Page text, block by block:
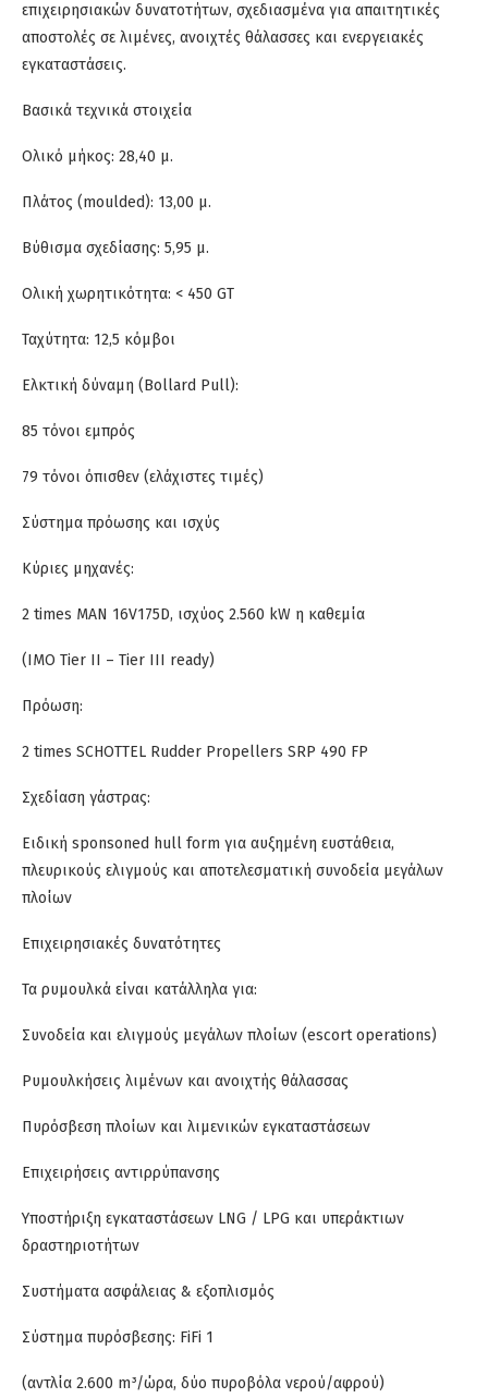
επιχειρησιακών δυνατοτήτων, σχεδιασμένα για απαιτητικές
αποστολές σε λιμένες, ανοιχτές θάλασσες και ενεργειακές
εγκαταστάσεις.
Βασικά τεχνικά στοιχεία
Ολικό μήκος: 28,40 μ.
Πλάτος (moulded): 13,00 μ.
Βύθισμα σχεδίασης: 5,95 μ.
Ολική χωρητικότητα: < 450 GT
Ταχύτητα: 12,5 κόμβοι
Ελκτική δύναμη (Bollard Pull):
85 τόνοι εμπρός
79 τόνοι όπισθεν (ελάχιστες τιμές)
Σύστημα πρόωσης και ισχύς
Κύριες μηχανές:
2 times MAN 16V175D, ισχύος 2.560 kW η καθεμία
(IMO Tier II – Tier III ready)
Πρόωση:
2 times SCHOTTEL Rudder Propellers SRP 490 FP
Σχεδίαση γάστρας:
Ειδική sponsoned hull form για αυξημένη ευστάθεια,
πλευρικούς ελιγμούς και αποτελεσματική συνοδεία μεγάλων
πλοίων
Επιχειρησιακές δυνατότητες
Τα ρυμουλκά είναι κατάλληλα για:
Συνοδεία και ελιγμούς μεγάλων πλοίων (escort operations)
Ρυμουλκήσεις λιμένων και ανοιχτής θάλασσας
Πυρόσβεση πλοίων και λιμενικών εγκαταστάσεων
Επιχειρήσεις αντιρρύπανσης
Υποστήριξη εγκαταστάσεων LNG / LPG και υπεράκτιων
δραστηριοτήτων
Συστήματα ασφάλειας & εξοπλισμός
Σύστημα πυρόσβεσης: FiFi 1
(αντλία 2.600 m³/ώρα, δύο πυροβόλα νερού/αφρού)